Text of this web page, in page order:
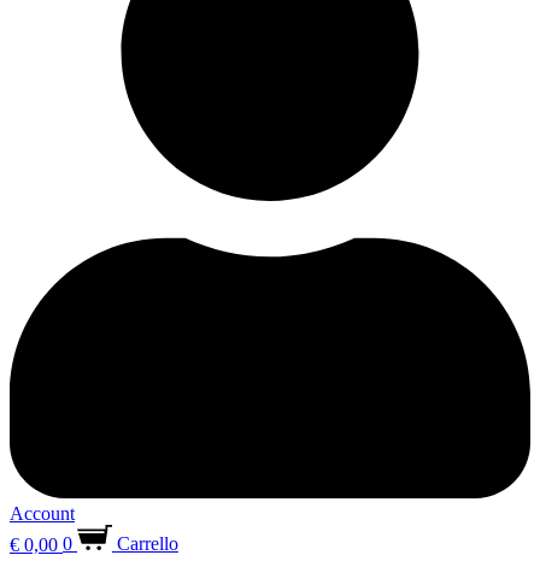
Account
€ 0,00 0
Carrello